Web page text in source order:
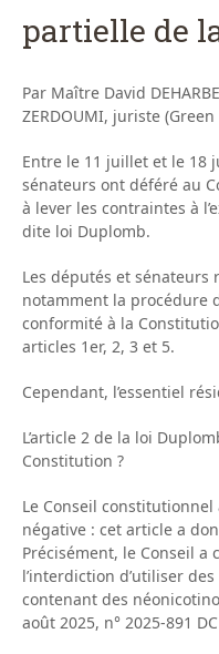
partielle de
Par Maître David
ZERDOUMI, juriste (Green
Entre le 11 juillet et le 18
sénateurs ont déféré au
à lever les contraintes à
dite loi Duplomb.
Les députés et
notamment la procédure
conformité à la
articles 1er, 2, 3 et 5.
Cependant, l’essentiel
L’article 2 de la loi
Constitution ?
Le Conseil
négative : cet article a
Précisément, le Conseil
l’interdiction d’utiliser
contenant des
août 2025, n° 2025-891 DC